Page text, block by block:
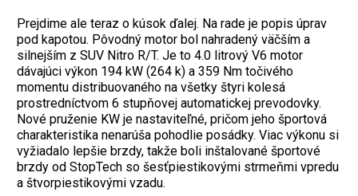
Prejdime ale teraz o kúsok ďalej. Na rade je popis úprav
pod kapotou. Pôvodný motor bol nahradený väčším a
silnejším z SUV Nitro R/T. Je to 4.0 litrový V6 motor
dávajúci výkon 194 kW (264 k) a 359 Nm točivého
momentu distribuovaného na všetky štyri kolesá
prostredníctvom 6 stupňovej automatickej prevodovky.
Nové pruženie KW je nastaviteľné, pričom jeho športová
charakteristika nenarúša pohodlie posádky. Viac výkonu si
vyžiadalo lepšie brzdy, takže boli inštalované športové
brzdy od StopTech so šesťpiestikovými strmeňmi vpredu
a štvorpiestikovými vzadu.